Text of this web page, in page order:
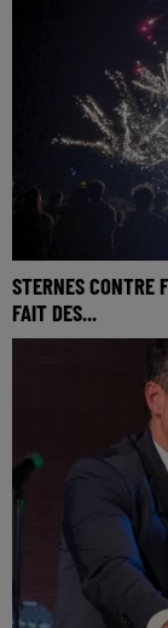
STERNES CONTRE
FAIT DES...